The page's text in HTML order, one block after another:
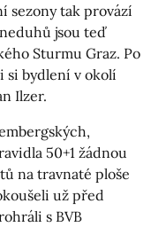
sezony tak provází
jsou teď
Sturmu Graz. Po
bydlení v okolí
Ilzer.
50+1 žádnou
na travnaté ploše
už před
s BVB